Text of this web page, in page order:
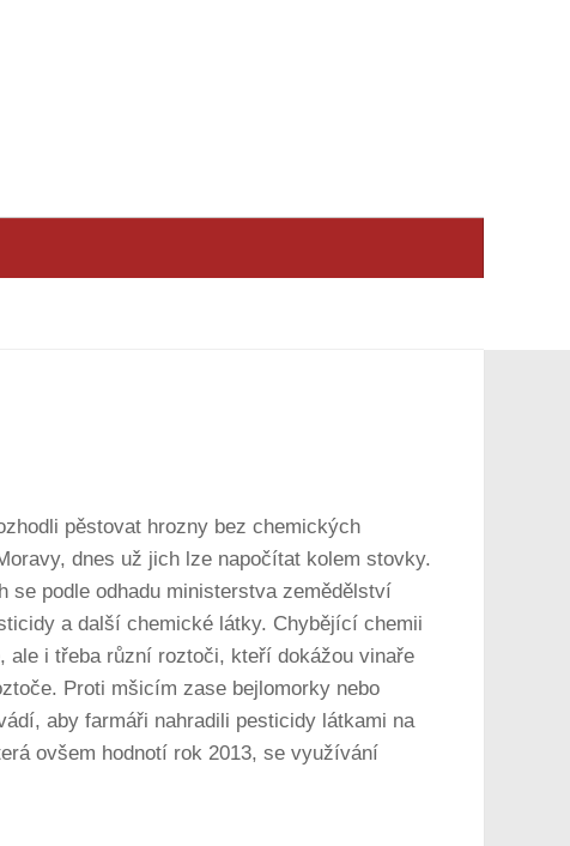
pěstovat hrozny bez chemických
dnes už jich lze napočítat kolem stovky.
podle odhadu ministerstva zemědělství
a další chemické látky. Chybějící chemii
ale i třeba různí roztoči, kteří dokážou vinaře
Proti mšicím zase bejlomorky nebo
aby farmáři nahradili pesticidy látkami na
ovšem hodnotí rok 2013, se využívání